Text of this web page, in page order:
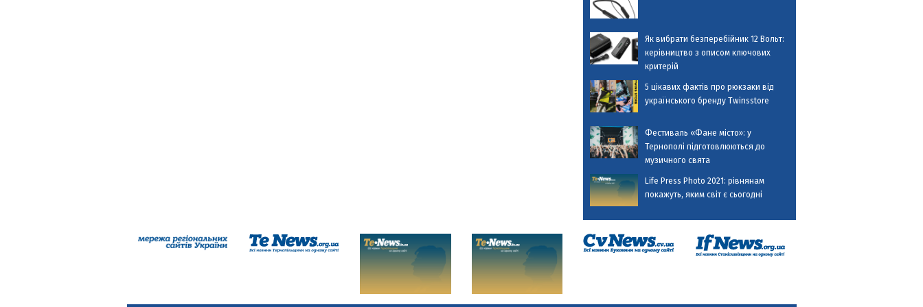
Як вибрати безперебійник 12 Вольт:
керівництво з описом ключових
критерій
5 цікавих фактів про рюкзаки від
українського бренду Twinsstore
Фестиваль «Фане місто»: у
Тернополі підготовлюються до
музичного свята
Life Press Photo 2021: рівнянам
покажуть, яким світ є сьогодні